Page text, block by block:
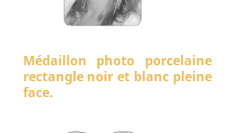
Médaillon photo porcelaine
rectangle noir et blanc pleine
face.